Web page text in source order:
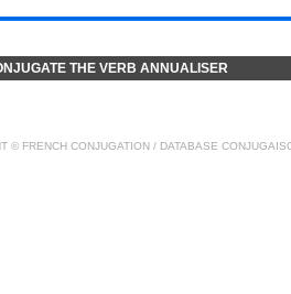
THE VERB ANNUALISER
© FRENCH CONJUGATION / DATABASE